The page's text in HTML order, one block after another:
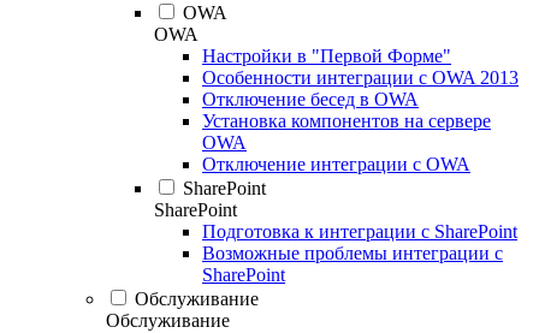
OWA
OWA
Настройки в "Первой Форме"
Особенности интеграции с OWA 2013
Отключение бесед в OWA
Установка компонентов на сервере
OWA
Отключение интеграции с OWA
SharePoint
SharePoint
Подготовка к интеграции с SharePoint
Возможные проблемы интеграции с
SharePoint
Обслуживание
Обслуживание